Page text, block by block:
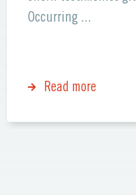
Occurring ...
Read more